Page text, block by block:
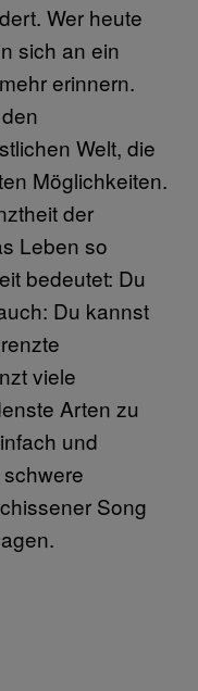
Wer heute
sich an ein
erinnern.
Welt, die
Möglichkeiten.
der
Leben so
bedeutet: Du
Du kannst
viele
Arten zu
und
Song